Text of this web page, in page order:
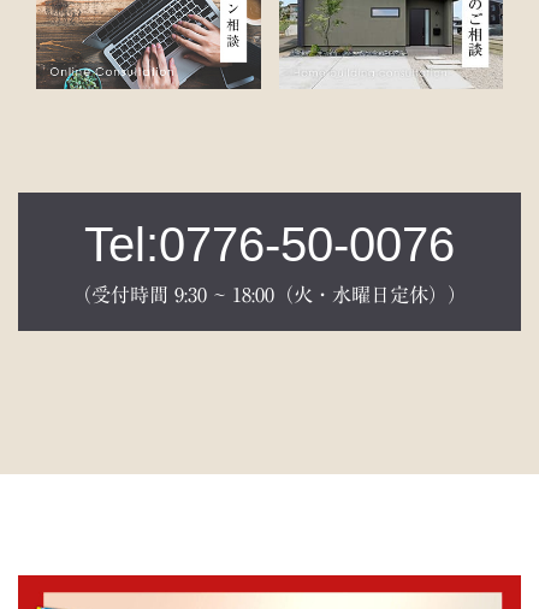
Tel:0776-50-0076
（受付時間 9:30 ~ 18:00（火・水曜日定休））